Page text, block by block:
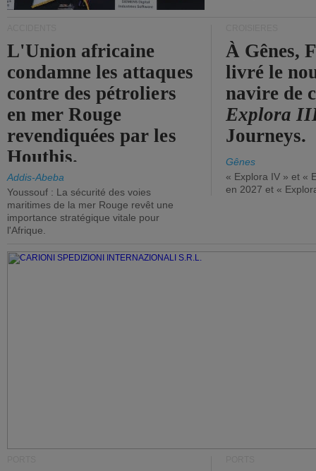
L'Union africaine
condamne les attaques
contre des pétroliers
en mer Rouge
revendiquées par les
Houthis.
Addis-Abeba
Youssouf : La sécurité des voies
maritimes de la mer Rouge revêt une
importance stratégique vitale pour
l'Afrique.
À Gênes,
livré le
navire de
Explora
Journeys.
Gênes
« Explora IV » et «
en 2027 et «